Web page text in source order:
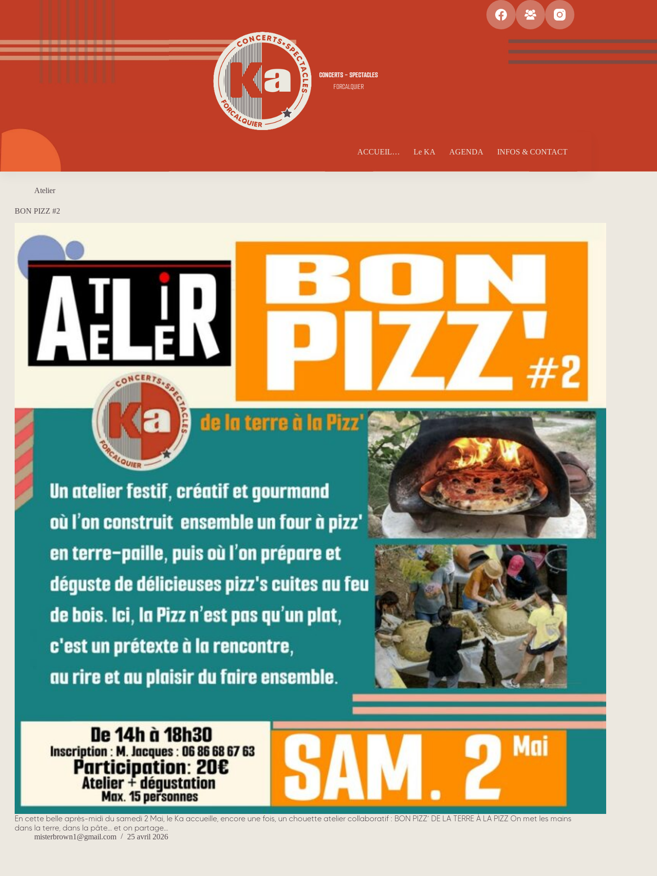
CONCERTS - SPECTACLES
FORCALQUIER
ACCUEIL… Le KA AGENDA INFOS & CONTACT
Atelier
BON PIZZ #2
En cette belle après-midi du samedi 2 Mai, le Ka accueille, encore une fois, un chouette atelier collaboratif : BON PIZZ’ DE LA TERRE À LA PIZZ On met les mains
dans la terre, dans la pâte… et on partage…
misterbrown1@gmail.com 25 avril 2026